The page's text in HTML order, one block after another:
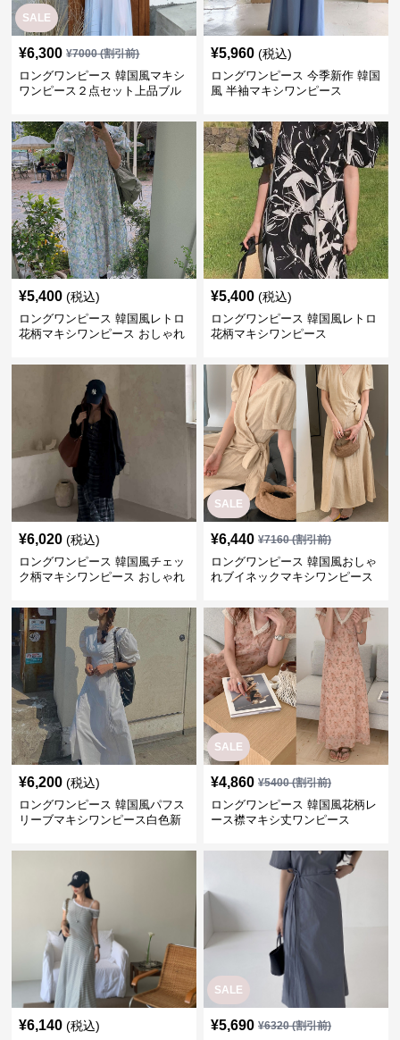
SALE
¥6,300 ¥7000(割引前)
ロングワンピース 韓国風マキシ
ワンピース２点セット上品ブル
¥5,960 (税込)
ロングワンピース 今季新作 韓国
風 半袖マキシワンピース
¥5,400 (税込)
ロングワンピース 韓国風レトロ
花柄マキシワンピース おしゃれ
¥5,400 (税込)
ロングワンピース 韓国風レトロ
花柄マキシワンピース
¥6,020 (税込)
ロングワンピース 韓国風チェッ
ク柄マキシワンピース おしゃれ
SALE
¥6,440 ¥7160(割引前)
ロングワンピース 韓国風おしゃ
れブイネックマキシワンピース
¥6,200 (税込)
ロングワンピース 韓国風パフス
リーブマキシワンピース白色新
SALE
¥4,860 ¥5400(割引前)
ロングワンピース 韓国風花柄レ
ース襟マキシ丈ワンピース
¥6,140 (税込)
SALE
¥5,690 ¥6320(割引前)